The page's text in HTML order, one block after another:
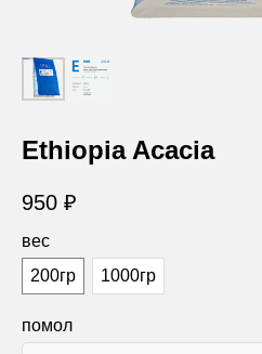
Ethiopia Acacia
950 ₽
вес
200гр
1000гр
помол